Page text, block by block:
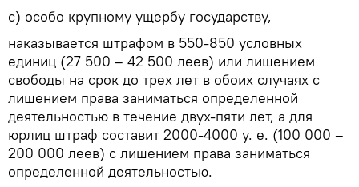
c) особо крупному ущербу государству,
наказывается штрафом в 550-850 условных
единиц (27 500 – 42 500 леев) или лишением
свободы на срок до трех лет в обоих случаях с
лишением права заниматься определенной
деятельностью в течение двух-пяти лет, а для
юрлиц штраф составит 2000-4000 у. е. (100 000 –
200 000 леев) с лишением права заниматься
определенной деятельностью.